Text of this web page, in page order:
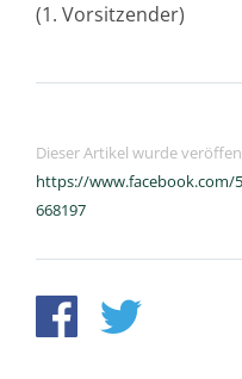
(1. Vorsitzender)
Dieser Artikel wurde
https://www.facebook.com/
668197